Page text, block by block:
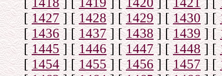
[1427] [1428] [1429] [1430] [
[1436] [1437] [1438] [1439] [
[1445] [1446] [1447] [1448] [
[1454] [1455] [1456] [1457] [